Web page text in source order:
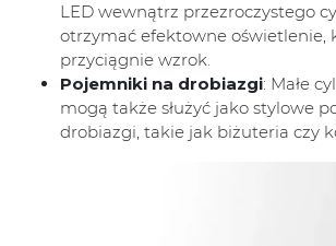
LED wewnątrz przezroczystego
otrzymać efektowne oświetlenie,
przyciągnie wzrok.
Pojemniki na drobiazgi: Małe
mogą także służyć jako stylowe
drobiazgi, takie jak biżuteria czy